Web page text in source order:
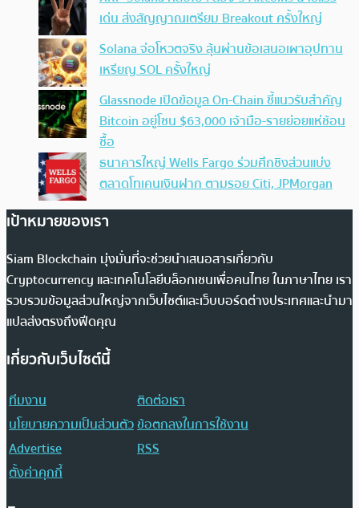
เด่น ส่งสัญญาณเตรียม Breakout ครั้งใหญ่
Solana จ่อโหวตจริง ลุ้นผ่านข้อเสนอเผาอุปทาน
เหรียญ SOL ครั้งใหญ่
Glassnode เปิดข้อมูล On-Chain ชี้แนวรับสำคัญ
Bitcoin อยู่โซน $63,000 เจ้ามือ-รายย่อยแห่ช้อน
ซื้อ
ธนาคารใหญ่ Wells Fargo ร่วมศึกชิงส่วนแบ่ง
ตลาดโทเคนเงินฝาก ตามรอย Citi, JPMorgan
เป้าหมายของเรา
Siam Blockchain มุ่งมั่นที่จะช่วยนำเสนอสารเกี่ยวกับ
Cryptocurrency และเทคโนโลยีบล็อกเชนเพื่อคนไทย ในภาษาไทย เรา
รวบรวมข้อมูลส่วนใหญ่จากเว็บไซต์และเว็บบอร์ดต่างประเทศและนำมา
แปลส่งตรงถึงฟีดคุณ
เกี่ยวกับเว็บไซต์นี้
ทีมงาน
ติดต่อเรา
นโยบายความเป็นส่วนตัวข้อตกลงในการใช้งาน
Advertise
RSS
ตั้งค่าคุกกี้